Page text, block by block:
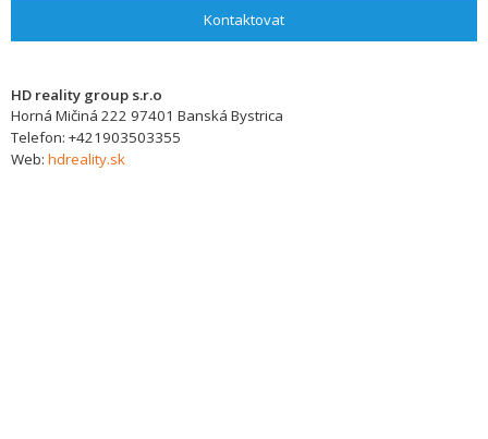
Kontaktovat
HD reality group s.r.o
Horná Mičiná 222 97401 Banská Bystrica
Telefon: +421903503355
Web: hdreality.sk